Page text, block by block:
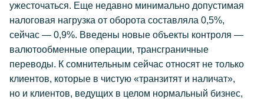
ужесточаться. Еще недавно минимально допустимая
налоговая нагрузка от оборота составляла 0,5%,
сейчас — 0,9%. Введены новые объекты контроля —
валютообменные операции, трансграничные
переводы. К сомнительным сейчас относят не только
клиентов, которые в чистую «транзитят и наличат»,
но и клиентов, ведущих в целом нормальный бизнес,